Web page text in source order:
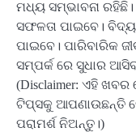
ମଧ୍ୟ ସମ୍ଭାବନା
ସଫଳତା ପାଇବେ।
ପାଇବେ। ପାରିବାରିକ
ସମ୍ପର୍କ ରେ ସୁଧାର
(Disclaimer: ଏହି
ଟିପ୍ସକୁ ଆପଣାଉଛନ୍ତି
ପରାମର୍ଶ ନିଅନ୍ତୁ।)